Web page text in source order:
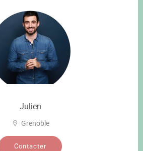
Julien
Grenoble
Contacter